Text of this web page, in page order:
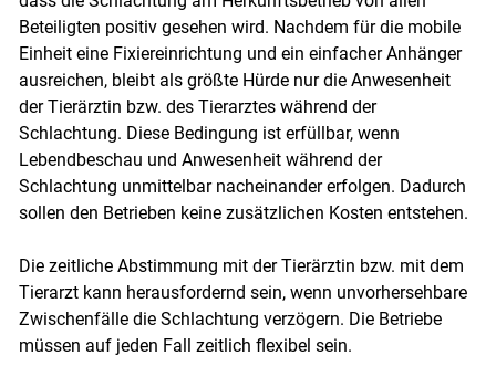
Beteiligten positiv gesehen wird. Nachdem für die mobile
Einheit eine Fixiereinrichtung und ein einfacher Anhänger
ausreichen, bleibt als größte Hürde nur die Anwesenheit
der Tierärztin bzw. des Tierarztes während der
Schlachtung. Diese Bedingung ist erfüllbar, wenn
Lebendbeschau und Anwesenheit während der
Schlachtung unmittelbar nacheinander erfolgen. Dadurch
sollen den Betrieben keine zusätzlichen Kosten entstehen.
Die zeitliche Abstimmung mit der Tierärztin bzw. mit dem
Tierarzt kann herausfordernd sein, wenn unvorhersehbare
Zwischenfälle die Schlachtung verzögern. Die Betriebe
müssen auf jeden Fall zeitlich flexibel sein.